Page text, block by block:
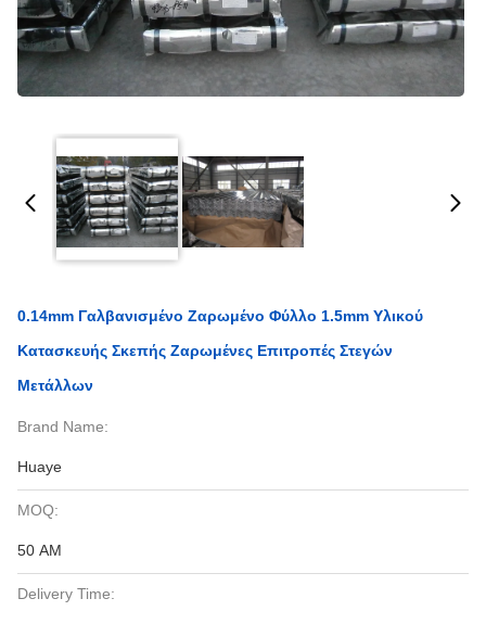
0.14mm Γαλβανισμένο Ζαρωμένο Φύλλο 1.5mm Υλικού
Κατασκευής Σκεπής Ζαρωμένες Επιτροπές Στεγών
Μετάλλων
Brand Name:
Huaye
MOQ:
50 ΑΜ
Delivery Time: